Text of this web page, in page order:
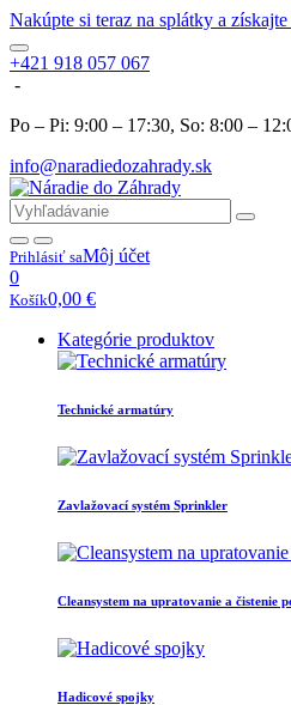
Nakúpte si teraz na splátky a
+421 918 057 067
-
Po – Pi: 9:00 – 17:30, So: 8:00 –
info@naradiedozahrady.sk
Prihlásiť saMôj účet
0
Košík0,00 €
Kategórie produktov
Technické armatúry
Zavlažovací systém Sprinkler
Cleansystem na upratovanie a čistenie
Hadicové spojky